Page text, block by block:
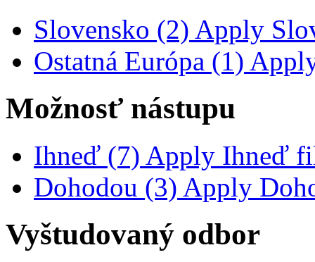
Slovensko (2) Apply
Ostatná Európa (1)
Možnosť nástupu
Ihneď (7) Apply Ihneď
Dohodou (3) Apply
Vyštudovaný odbor